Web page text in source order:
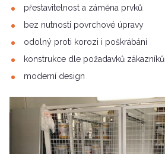
přestavitelnost a záměna prvků
bez nutnosti povrchové úpravy
odolný proti korozi i poškrábání
konstrukce dle požadavků zákazníků
moderní design